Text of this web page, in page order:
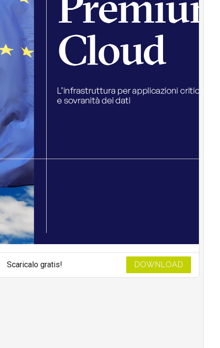
Scaricalo gratis! DOWNLOAD